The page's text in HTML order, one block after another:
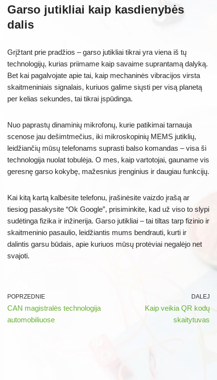
Garso jutikliai kaip kasdienybės
dalis
Grįžtant prie pradžios – garso jutikliai tikrai yra viena iš tų
technologijų, kurias priimame kaip savaime suprantamą dalyką.
Bet kai pagalvojate apie tai, kaip mechaninės vibracijos virsta
skaitmeniniais signalais, kuriuos galime siųsti per visą planetą
per kelias sekundes, tai tikrai įspūdinga.
Nuo paprastų dinaminių mikrofonų, kurie patikimai tarnauja
scenose jau dešimtmečius, iki mikroskopinių MEMS jutiklių,
leidžiančių mūsų telefonams suprasti balso komandas – visa ši
technologija nuolat tobulėja. O mes, kaip vartotojai, gauname vis
geresnę garso kokybę, mažesnius įrenginius ir daugiau funkcijų.
Kai kitą kartą kalbėsite telefonu, įrašinėsite vaizdo įrašą ar
tiesiog pasakysite “Ok Google”, prisiminkite, kad už viso to slypi
sudėtinga fizika ir inžinerija. Garso jutikliai – tai tiltas tarp fizinio ir
skaitmeninio pasaulio, leidžiantis mums bendrauti, kurti ir
dalintis garsu būdais, apie kuriuos mūsų protėviai negalėjo net
svajoti.
POPRZEDNIE
CAN magistralės technologija
automobiliuose
DALEJ
Kaip veikia QR kodų
skaitytuvas